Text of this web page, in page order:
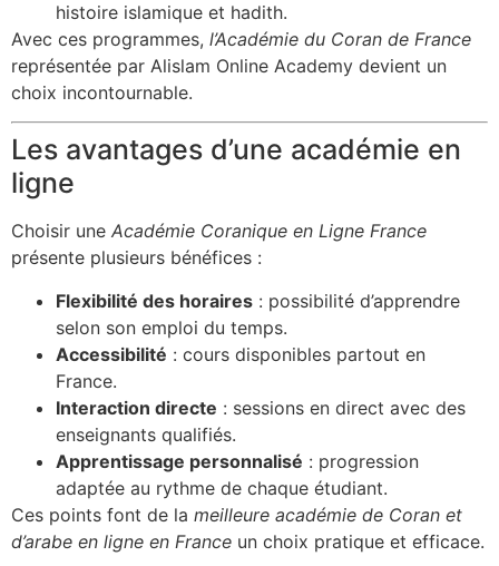
histoire islamique et hadith.
Avec ces programmes, l’Académie du Coran de France
représentée par Alislam Online Academy devient un
choix incontournable.
Les avantages d’une académie en
ligne
Choisir une Académie Coranique en Ligne France
présente plusieurs bénéfices :
Flexibilité des horaires : possibilité d’apprendre
selon son emploi du temps.
Accessibilité : cours disponibles partout en
France.
Interaction directe : sessions en direct avec des
enseignants qualifiés.
Apprentissage personnalisé : progression
adaptée au rythme de chaque étudiant.
Ces points font de la meilleure académie de Coran et
d’arabe en ligne en France un choix pratique et efficace.